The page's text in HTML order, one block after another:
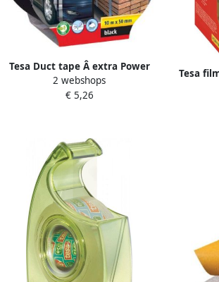
Tesa Duct tape Â extra Power
Universal 10mx50mm zwart
2 webshops
€ 5,26
Tesa